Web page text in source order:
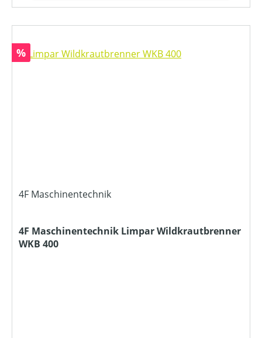
Rabatt
%
4F Maschinentechnik
4F Maschinentechnik Limpar Wildkrautbrenner
WKB 400